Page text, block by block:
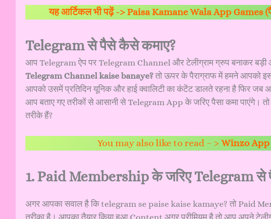
यह आर्टिकल भी पढ़ें -> Paisa Kamane Wala App Games
Telegram से पैसे कैसे कमाए?
आप Telegram ऐप पर Telegram Channel और टेलीग्राम ग्रुप बनाकर
Telegram Channel kaise banaye?तो ऊपर के पैराग्राफ में हमने आपको
आपको उसमें प्रतिदिन यूनिक और हाई क्वालिटी का कंटेंट डालते रहना है फिर
आप बताए गए तरीकों से आसानी से Telegram App के जरिए पैसा कमा पाएंगे।
तरीके हैं?
You may also like to read – > Winzo App
1. Paid Membership के जरिए Telegram से
अगर आपका सवाल है कि telegram se paise kaise kamaye? तो Paid
तरीका है। आपका तैयार किया हुआ Content अगर प्रीमियम है तो आप अपने